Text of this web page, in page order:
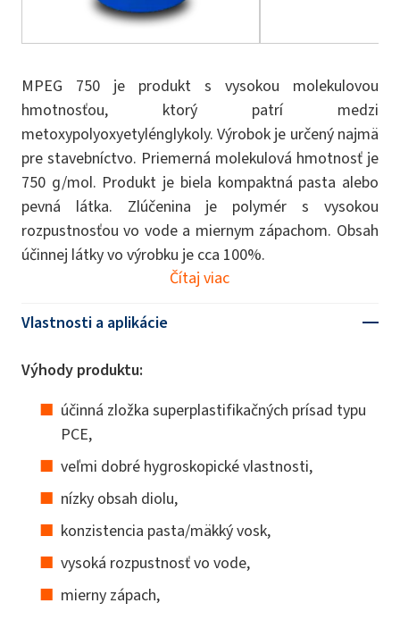
MPEG 750 je produkt s vysokou molekulovou
hmotnosťou, ktorý patrí medzi
metoxypolyoxyetylénglykoly. Výrobok je určený najmä
pre stavebníctvo. Priemerná molekulová hmotnosť je
750 g/mol. Produkt je biela kompaktná pasta alebo
pevná látka. Zlúčenina je polymér s vysokou
rozpustnosťou vo vode a miernym zápachom. Obsah
účinnej látky vo výrobku je cca 100%.
Čítaj viac
Vlastnosti a aplikácie
Výhody produktu:
účinná zložka superplastifikačných prísad typu
PCE,
veľmi dobré hygroskopické vlastnosti,
nízky obsah diolu,
konzistencia pasta/mäkký vosk,
vysoká rozpustnosť vo vode,
mierny zápach,